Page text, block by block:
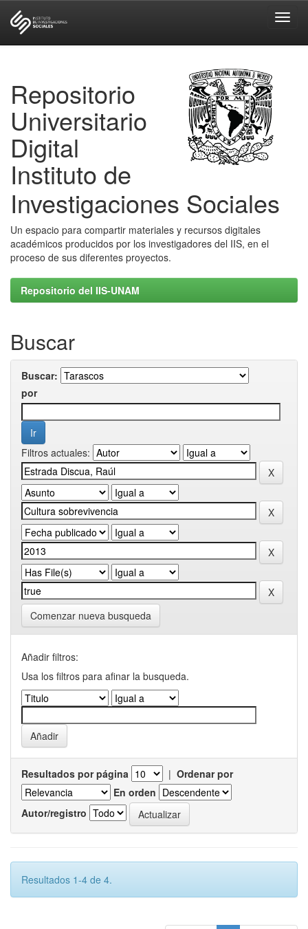
Repositorio
Universitario
Digital
Instituto de
Investigaciones Sociales
Un espacio para compartir materiales y recursos digitales
académicos producidos por los investigadores del IIS, en el
proceso de sus diferentes proyectos.
Repositorio del IIS-UNAM
Buscar
Buscar:
por
Filtros actuales:
Comenzar nueva busqueda
Añadir filtros:
Usa los filtros para afinar la busqueda.
Resultados por página | Ordenar por
En orden
Autor/registro
Resultados 1-4 de 4.